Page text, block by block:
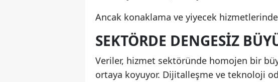
Ancak konaklama ve yiyecek
SEKTÖRDE DENGESIZ
Veriler, hizmet sektöründe homojen bir
ortaya koyuyor. Dijitalleşme ve teknoloji